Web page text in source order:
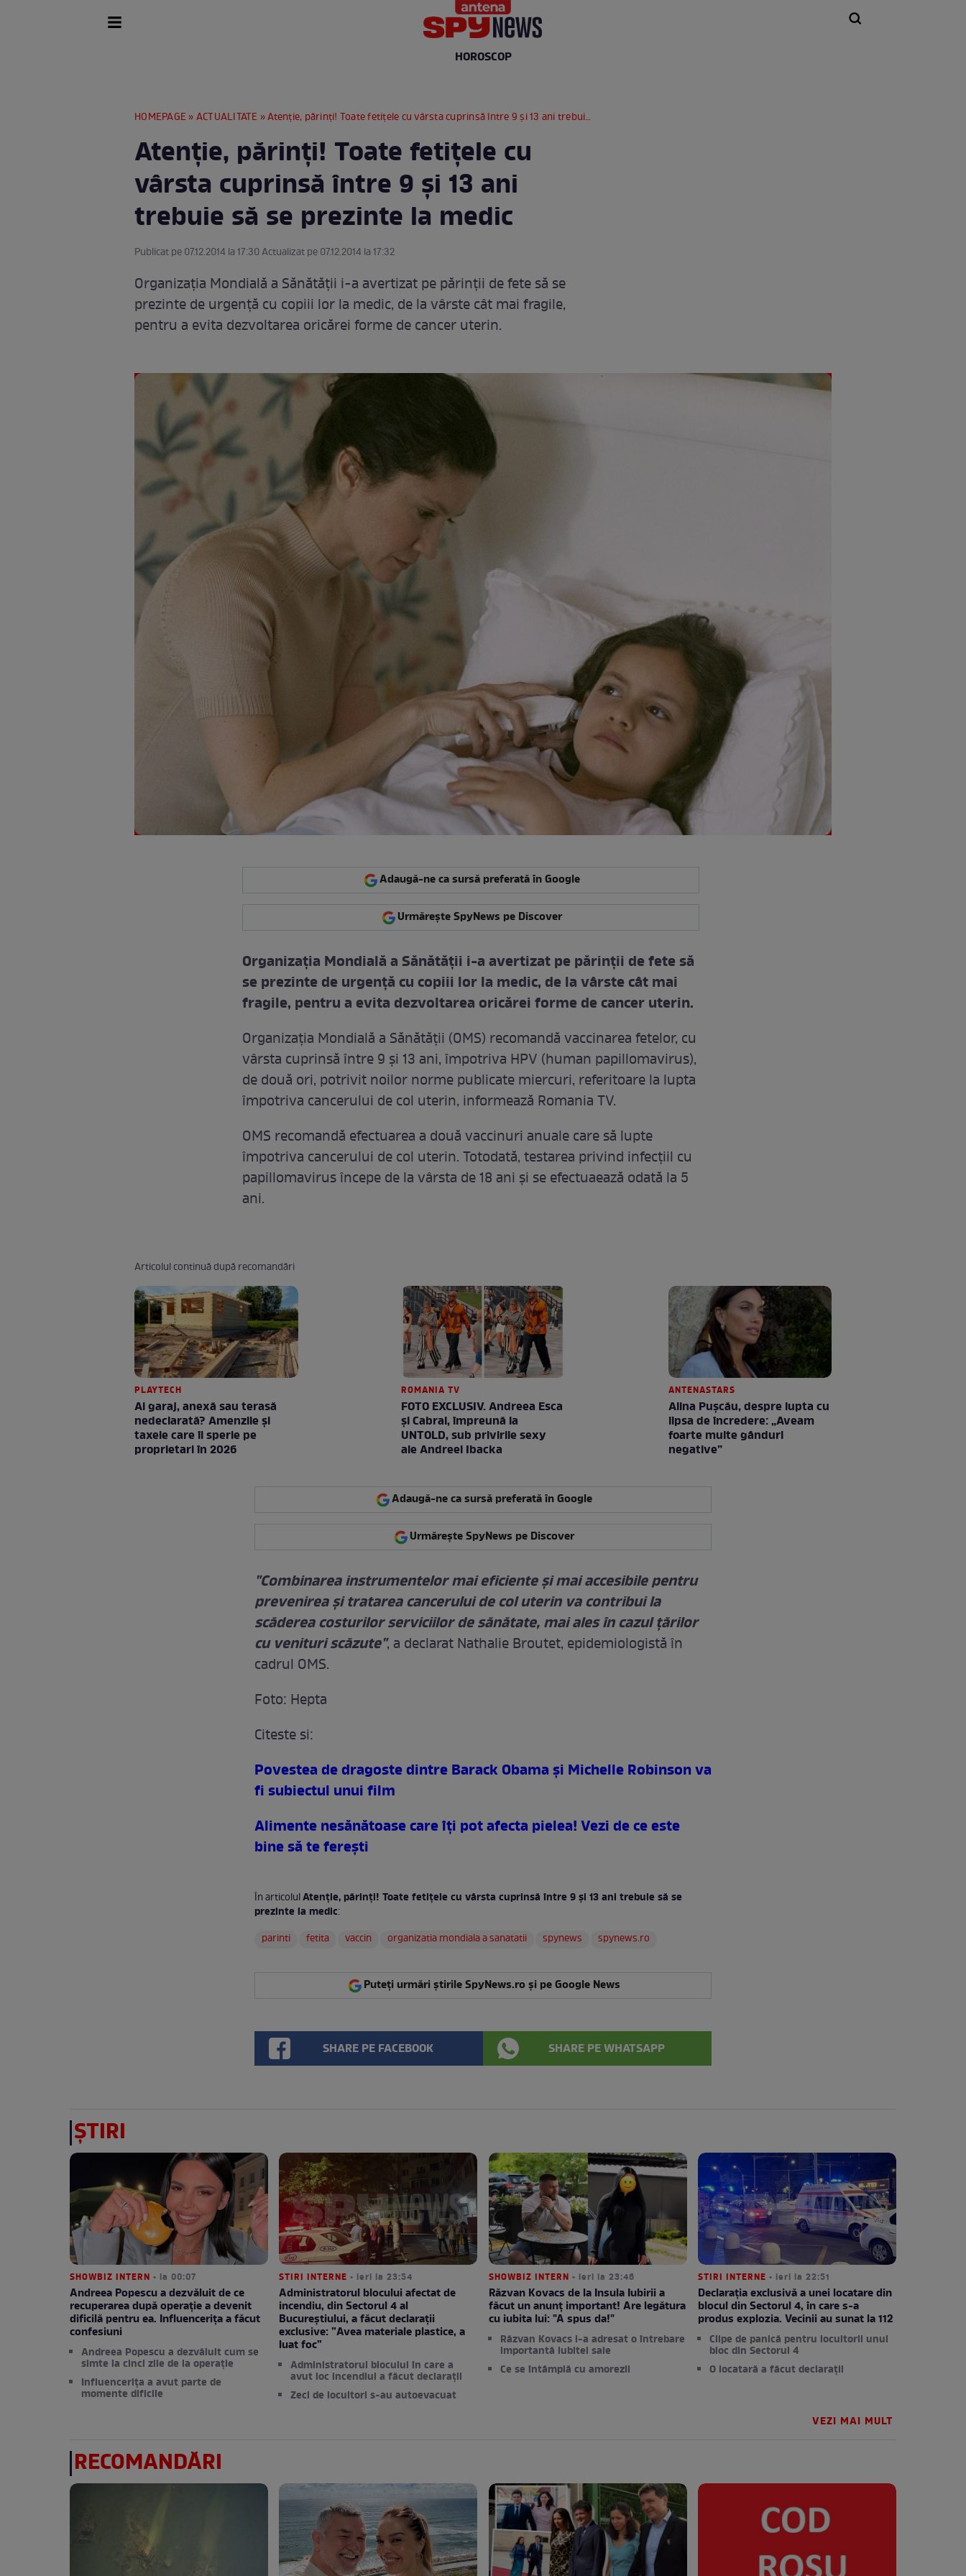
HOROSCOP
HOMEPAGE »ACTUALITATE » Atenţie, părinţi! Toate fetiţele cu vârsta cuprinsă între 9 şi 13 ani trebuie să se prezinte la medic
Atenţie, părinţi! Toate fetiţele cu
vârsta cuprinsă între 9 şi 13 ani
trebuie să se prezinte la medic
Publicat pe 07.12.2014 la 17:30 Actualizat pe 07.12.2014 la 17:32
Organizaţia Mondială a Sănătăţii i-a avertizat pe părinţii de fete să se
prezinte de urgenţă cu copiii lor la medic, de la vârste cât mai fragile,
pentru a evita dezvoltarea oricărei forme de cancer uterin.
Adaugă-ne ca sursă preferată în Google
Urmărește SpyNews pe Discover
Organizaţia Mondială a Sănătăţii i-a avertizat pe părinţii de fete să
se prezinte de urgenţă cu copiii lor la medic, de la vârste cât mai
fragile, pentru a evita dezvoltarea oricărei forme de cancer uterin.
Organizaţia Mondială a Sănătăţii (OMS) recomandă vaccinarea fetelor, cu
vârsta cuprinsă între 9 şi 13 ani, împotriva HPV (human papillomavirus),
de două ori, potrivit noilor norme publicate miercuri, referitoare la lupta
împotriva cancerului de col uterin, informează Romania TV.
OMS recomandă efectuarea a două vaccinuri anuale care să lupte
împotriva cancerului de col uterin. Totodată, testarea privind infecţiil cu
papillomavirus începe de la vârsta de 18 ani şi se efectuaează odată la 5
ani.
Articolul continuă după recomandări
PLAYTECH
Ai garaj, anexă sau terasă
nedeclarată? Amenzile și
taxele care îi sperie pe
proprietari în 2026
ROMANIA TV
FOTO EXCLUSIV. Andreea Esca
şi Cabral, împreună la
UNTOLD, sub privirile sexy
ale Andreei Ibacka
ANTENASTARS
Alina Pușcău, despre lupta cu
lipsa de încredere: „Aveam
foarte multe gânduri
negative”
Adaugă-ne ca sursă preferată în Google
Urmărește SpyNews pe Discover
"Combinarea instrumentelor mai eficiente şi mai accesibile pentru
prevenirea şi tratarea cancerului de col uterin va contribui la
scăderea costurilor serviciilor de sănătate, mai ales în cazul ţărilor
cu venituri scăzute", a declarat Nathalie Broutet, epidemiologistă în
cadrul OMS.
Foto: Hepta
Citeste si:
Povestea de dragoste dintre Barack Obama şi Michelle Robinson va
fi subiectul unui film
Alimente nesănătoase care îţi pot afecta pielea! Vezi de ce este
bine să te fereşti
În articolulAtenţie, părinţi! Toate fetiţele cu vârsta cuprinsă între 9 şi 13 ani trebuie să se
prezinte la medic:
parinti
fetita vaccin organizatia mondiala a sanatatii spynews spynews.ro
Puteți urmări știrile SpyNews.ro și pe Google News
SHARE PE FACEBOOK SHARE PE WHATSAPP
ȘTIRI
SHOWBIZ INTERN • la 00:07
Andreea Popescu a dezvăluit de ce
recuperarea după operație a devenit
dificilă pentru ea. Influencerița a făcut
confesiuni
Andreea Popescu a dezvăluit cum se
simte la cinci zile de la operație
Influencerița a avut parte de
momente dificile
STIRI INTERNE • ieri la 23:54
Administratorul blocului afectat de
incendiu, din Sectorul 4 al
Bucureștiului, a făcut declarații
exclusive: ”Avea materiale plastice, a
luat foc”
Administratorul blocului în care a
avut loc incendiul a făcut declarații
Zeci de locuitori s-au autoevacuat
SHOWBIZ INTERN • ieri la 23:46
Răzvan Kovacs de la Insula Iubirii a
făcut un anunț important! Are legătura
cu iubita lui: "A spus da!"
Răzvan Kovacs i-a adresat o întrebare
importantă iubitei sale
Ce se întâmplă cu amorezii
STIRI INTERNE • ieri la 22:51
Declarația exclusivă a unei locatare din
blocul din Sectorul 4, în care s-a
produs explozia. Vecinii au sunat la 112
Clipe de panică pentru locuitorii unui
bloc din Sectorul 4
O locatară a făcut declarații
VEZI MAI MULT
RECOMANDĂRI